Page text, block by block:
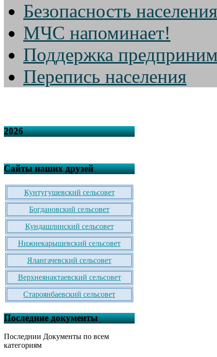
Безопасность населения
МЧС напоминает!
Поддержка
Перепись населения
2026
Сайты наших друзей
Кунтугушевский сельсовет
Богдановский сельсовет
Кундашлинский сельсовет
Нижнекарышевский сельсовет
Ялангачевский сельсовет
Верхнеянактаевский сельсовет
Староянбаевский сельсовет
Последние документы
Последнии Документы по всем
категориям